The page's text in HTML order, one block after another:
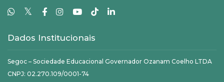
𝕏
Dados Institucionais
Segoc – Sociedade Educacional Governador Ozanam Coelho LTDA
CNPJ: 02.270.109/0001-74